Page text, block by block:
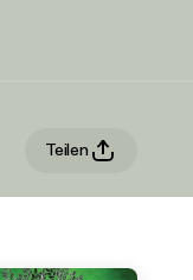
Teilen